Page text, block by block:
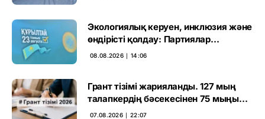
Экологиялық керуен, инклюзия және
өндірісті қолдау: Партиялар
өңірлерде қандай мәселе көтерді
08.08.2026 ∣ 14:06
Грант тізімі жарияланды. 127 мың
талапкердің бәсекесінен 75 мыңы
өтті
07.08.2026 ∣ 22:07